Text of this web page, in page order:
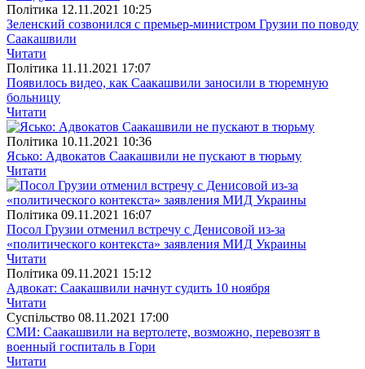
Полiтика 12.11.2021 10:25
Зеленский созвонился с премьер-министром Грузии по поводу
Саакашвили
Читати
Полiтика 11.11.2021 17:07
Появилось видео, как Саакашвили заносили в тюремную
больницу
Читати
Полiтика 10.11.2021 10:36
Ясько: Адвокатов Саакашвили не пускают в тюрьму
Читати
Полiтика 09.11.2021 16:07
Посол Грузии отменил встречу с Денисовой из-за
«политического контекста» заявления МИД Украины
Читати
Полiтика 09.11.2021 15:12
Адвокат: Саакашвили начнут судить 10 ноября
Читати
Суспiльство 08.11.2021 17:00
СМИ: Саакашвили на вертолете, возможно, перевозят в
военный госпиталь в Гори
Читати